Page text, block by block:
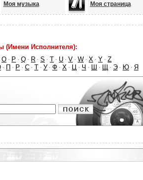
Моя музыка Моя страница
(Имени Исполнителя):
O · P · Q · R · S · T · U · V · W · X · Y · Z
· П · Р · С · Т · У · Ф · Х · Ц · Ч · Ш · Щ · Э · Ю · Я